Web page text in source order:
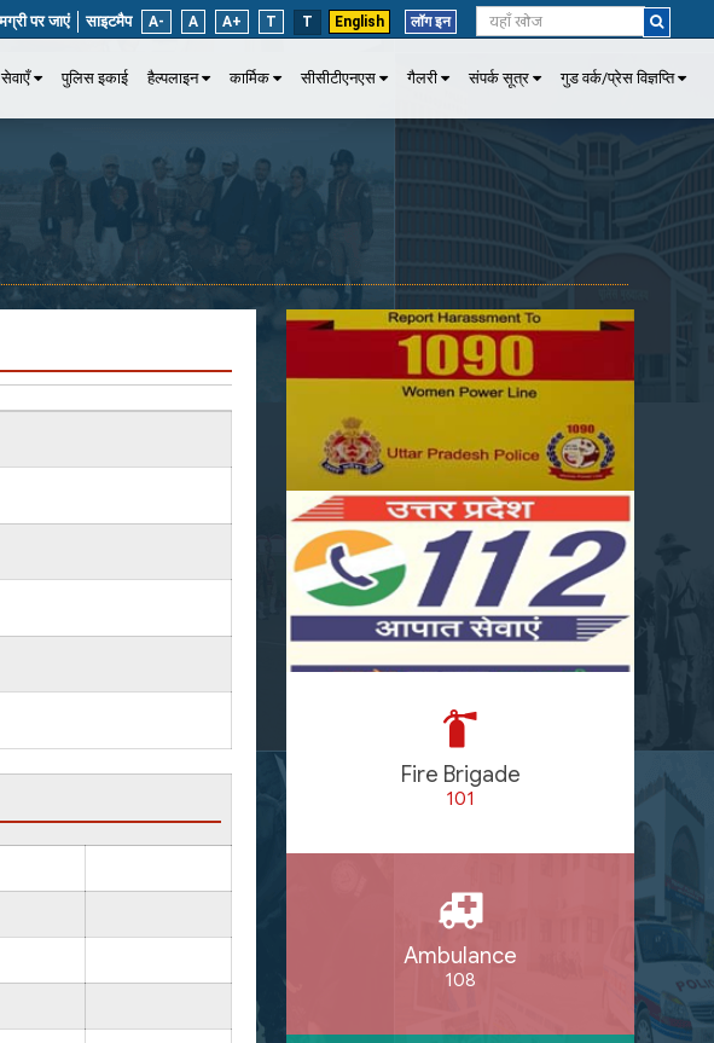
पर जाएं साइटमैप A- A A+ T T English लॉग इन
पुलिस इकाई हैल्पलाइन कार्मिक सीसीटीएनएस गैलरी संपर्क सूत्र गुड वर्क/प्रेस विज्ञप्ति
Fire Brigade
101
Ambulance
108